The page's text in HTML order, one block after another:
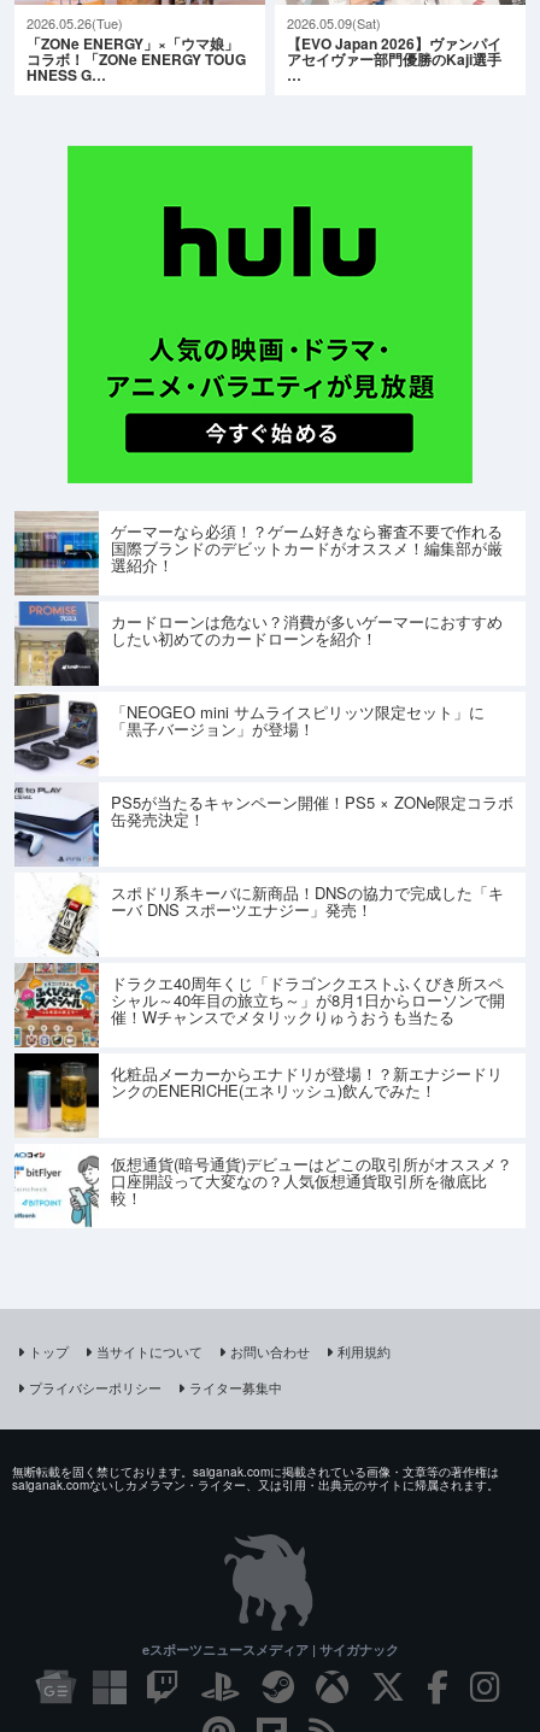
2026.05.26(Tue)
「ZONe ENERGY」×「ウマ娘」
コラボ！「ZONe ENERGY TOUG
HNESS G…
2026.05.09(Sat)
【EVO Japan 2026】ヴァンパイ
アセイヴァー部門優勝のKaji選手
…
ゲーマーなら必須！？ゲーム好きなら審査不要で作れる
国際ブランドのデビットカードがオススメ！編集部が厳
選紹介！
カードローンは危ない？消費が多いゲーマーにおすすめ
したい初めてのカードローンを紹介！
「NEOGEO mini サムライスピリッツ限定セット」に
「黒子バージョン」が登場！
PS5が当たるキャンペーン開催！PS5 × ZONe限定コラボ
缶発売決定！
スポドリ系キーバに新商品！DNSの協力で完成した「キ
ーバ DNS スポーツエナジー」発売！
ドラクエ40周年くじ「ドラゴンクエストふくびき所スペ
シャル～40年目の旅立ち～」が8月1日からローソンで開
催！Wチャンスでメタリックりゅうおうも当たる
化粧品メーカーからエナドリが登場！？新エナジードリ
ンクのENERICHE(エネリッシュ)飲んでみた！
仮想通貨(暗号通貨)デビューはどこの取引所がオススメ？
口座開設って大変なの？人気仮想通貨取引所を徹底比
較！
トップ 当サイトについて お問い合わせ
利用規約
プライバシーポリシー
ライター募集中
無断転載を固く禁じております。saiganak.comに掲載されている画像・文章等の著作権は
saiganak.comないしカメラマン・ライター、又は引用・出典元のサイトに帰属されます。
eスポーツニュースメディア | サイガナック